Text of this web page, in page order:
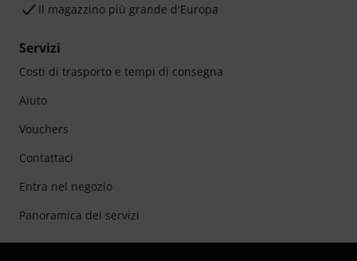
Il magazzino più grande d'Europa
Servizi
Costi di trasporto e tempi di consegna
Aiuto
Vouchers
Contattaci
Entra nel negozio
Panoramica dei servizi